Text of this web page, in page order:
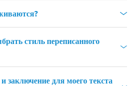
стиль переписанного
заключение для моего текста